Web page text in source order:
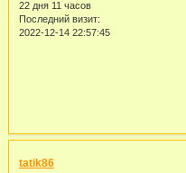
22 дня 11 часов
Последний визит:
2022-12-14 22:57:45
tatik86